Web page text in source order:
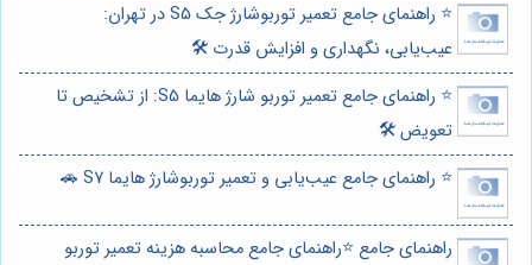
⭐️ راهنمای جامع تعمیر توربوشارژ جک S5 در تهران:
عیب‌یابی، نگهداری و افزایش قدرت 🛠️
⭐️ راهنمای جامع تعمیر توربو شارژ هایما S5: از تشخیص تا
تعویض 🛠️
⭐️ راهنمای جامع عیب‌یابی و تعمیر توربوشارژ هایما S7 🚗
راهنمای جامع ⭐️راهنمای جامع محاسبه هزینه تعمیر توربو